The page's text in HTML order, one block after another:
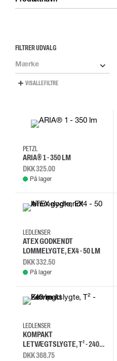
FILTRER UDVALG
Mærke
VIS ALLE FILTRE
PETZL
ARIA® 1 - 350 LM
DKK 325.00
På lager
LEDLENSER
ATEX GODKENDT
LOMMELYGTE, EX4 - 50 LM
DKK 332.50
På lager
LEDLENSER
KOMPAKT
LETVÆGTSLYGTE, T² - 240
LM
DKK 368.75